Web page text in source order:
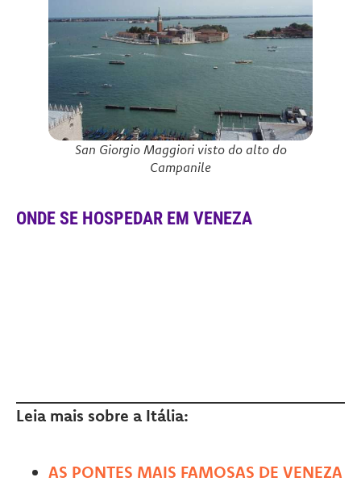
San Giorgio Maggiori visto do alto do
Campanile
ONDE SE HOSPEDAR EM VENEZA
Leia mais sobre a Itália:
AS PONTES MAIS FAMOSAS DE VENEZA